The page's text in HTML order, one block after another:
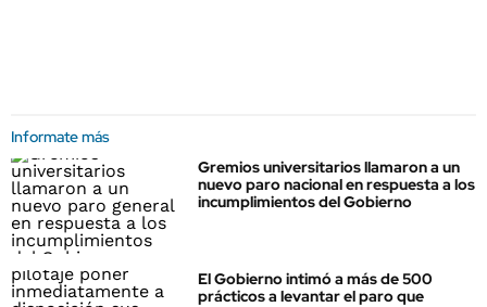
Informate más
Gremios universitarios llamaron a un
nuevo paro nacional en respuesta a los
incumplimientos del Gobierno
El Gobierno intimó a más de 500
prácticos a levantar el paro que